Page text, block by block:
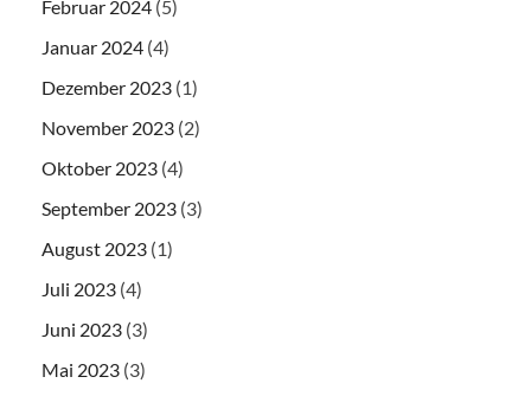
Februar 2024 (5)
Januar 2024 (4)
Dezember 2023 (1)
November 2023 (2)
Oktober 2023 (4)
September 2023 (3)
August 2023 (1)
Juli 2023 (4)
Juni 2023 (3)
Mai 2023 (3)